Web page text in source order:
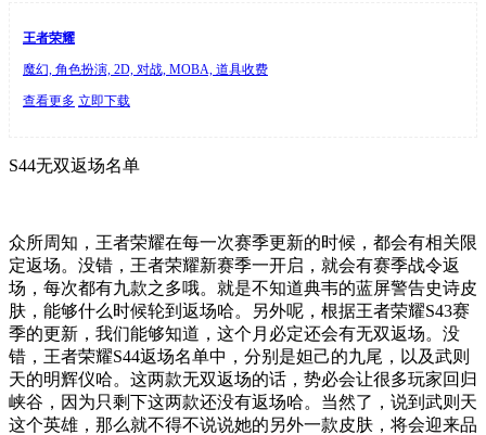
王者荣耀
魔幻, 角色扮演, 2D, 对战, MOBA, 道具收费
查看更多 立即下载
S44无双返场名单
众所周知，王者荣耀在每一次赛季更新的时候，都会有相关限
定返场。没错，王者荣耀新赛季一开启，就会有赛季战令返
场，每次都有九款之多哦。就是不知道典韦的蓝屏警告史诗皮
肤，能够什么时候轮到返场哈。另外呢，根据王者荣耀S43赛
季的更新，我们能够知道，这个月必定还会有无双返场。没
错，王者荣耀S44返场名单中，分别是妲己的九尾，以及武则
天的明辉仪哈。这两款无双返场的话，势必会让很多玩家回归
峡谷，因为只剩下这两款还没有返场哈。当然了，说到武则天
这个英雄，那么就不得不说说她的另外一款皮肤，将会迎来品